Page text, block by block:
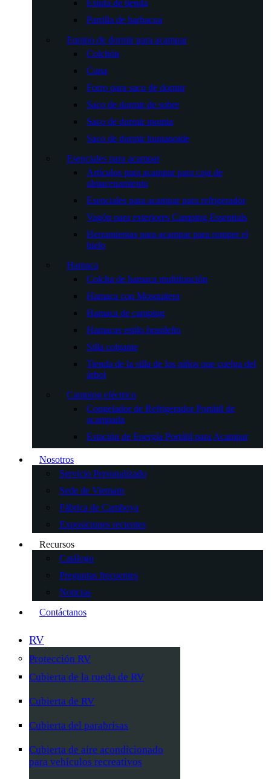
Estufa de tienda
Parrilla de barbacoa
Equipo de dormir para acampar
Colchón
Cuna
Forro para saco de dormir
Saco de dormir de sobre
Saco de dormir momia
Saco de dormir humanoide
Esenciales para acampar
Artículos para acampar para caja de
almacenamiento
Esenciales para acampar para refrigerador
Vagón para exteriores Camping Essentials
Herramientas para acampar para romper el
hielo
Hamaca
Colcha de hamaca multifunción
Hamaca con Mosquitera
Hamaca de camping
Hamacas estilo brasileño
Silla colgante
Tienda de la silla de los niños que cuelga del
árbol
Camping eléctrico
Congelador de Refrigerador Portátil de
acampada
Estación de Energía Portátil para Acampar
Nosotros
Servicio Personalizado
Sede de Vietnam
Fábrica de Camboya
Exposiciones recientes
Recursos
Catálogo
Preguntas frecuentes
Noticias
Contáctanos
RV
Protección RV
Cubierta de la rueda de RV
Cubierta de RV
Cubierta del parabrisas
Cubierta de aire acondicionado
para vehículos recreativos